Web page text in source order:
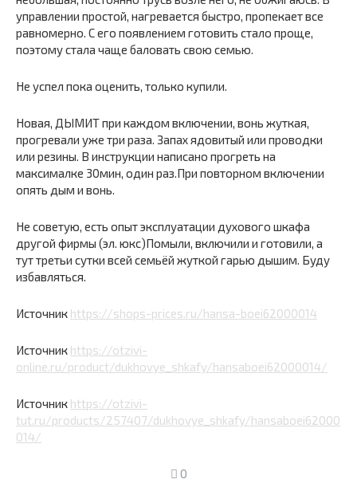
управлении простой, нагревается быстро, пропекает все
равномерно. С его появлением готовить стало проще,
поэтому стала чаще баловать свою семью.
Не успел пока оценить, только купили.
Новая, ДЫМИТ при каждом включении, вонь жуткая,
прогревали уже три раза. Запах ядовитый или проводки
или резины. В инструкции написано прогреть на
максималке 30мин, один раз.При повторном включении
опять дым и вонь.
Не советую, есть опыт эксплуатации духового шкафа
другой фирмы (эл. юкс)Помыли, включили и готовили, а
тут третьи сутки всей семьёй жуткой гарью дышим. Буду
избавляться.
Источник https://shops-prices.ru/hansa-boei62000014
Источник https://otzivi-
online.ru/product/dukhovye_shkafy/hansaboei62000014/
Источник https://otzivi-
tut.ru/products/257407/dukhovye_shkafy/hansaboei62000
014/
0